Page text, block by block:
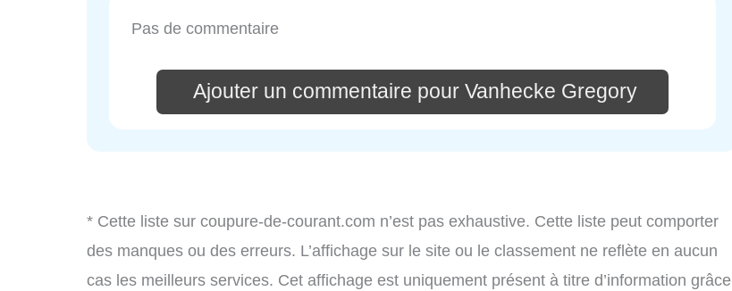
Pas de commentaire
Ajouter un commentaire pour Vanhecke Gregory
* Cette liste sur coupure-de-courant.com n’est pas exhaustive. Cette liste peut comporter
des manques ou des erreurs. L’affichage sur le site ou le classement ne reflète en aucun
cas les meilleurs services. Cet affichage est uniquement présent à titre d’information grâce